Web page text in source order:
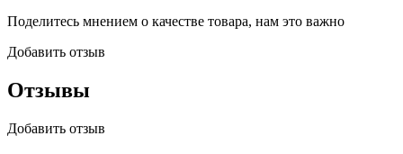
Поделитесь мнением о качестве товара, нам это важно
Добавить отзыв
Отзывы
Добавить отзыв